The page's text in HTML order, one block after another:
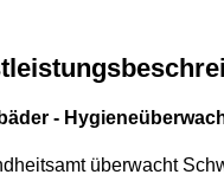
-
überwacht